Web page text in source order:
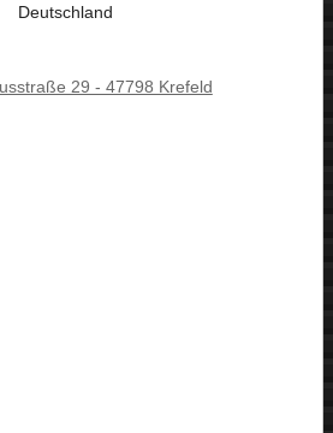
Deutschland
29 - 47798 Krefeld